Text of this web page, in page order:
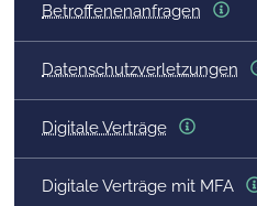
Betroffenenanfragen
Datenschutzverletzungen
Digitale Verträge
Digitale Verträge mit MFA